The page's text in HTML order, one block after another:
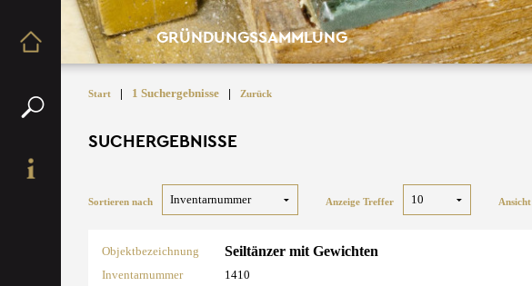
GRÜNDUNGSSAMMLUNG
Start | 1 Suchergebnisse | Zurück
SUCHERGEBNISSE
Sortieren nach Anzeige Treffer Ansicht
Objektbezeichnung Seiltänzer mit Gewichten
Inventarnummer
1410